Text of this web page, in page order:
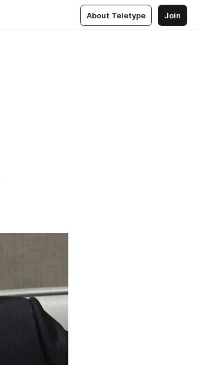
About Teletype Join